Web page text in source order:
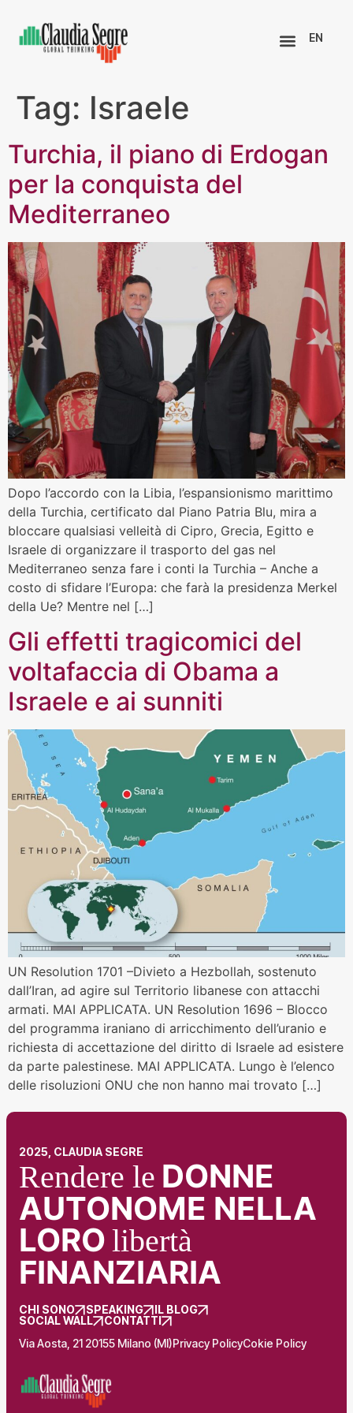
EN
Tag: Israele
Turchia, il piano di Erdogan
per la conquista del
Mediterraneo
Dopo l’accordo con la Libia, l’espansionismo marittimo
della Turchia, certificato dal Piano Patria Blu, mira a
bloccare qualsiasi velleità di Cipro, Grecia, Egitto e
Israele di organizzare il trasporto del gas nel
Mediterraneo senza fare i conti la Turchia – Anche a
costo di sfidare l’Europa: che farà la presidenza Merkel
della Ue? Mentre nel […]
Gli effetti tragicomici del
voltafaccia di Obama a
Israele e ai sunniti
UN Resolution 1701 –Divieto a Hezbollah, sostenuto
dall’Iran, ad agire sul Territorio libanese con attacchi
armati. MAI APPLICATA. UN Resolution 1696 – Blocco
del programma iraniano di arricchimento dell’uranio e
richiesta di accettazione del diritto di Israele ad esistere
da parte palestinese. MAI APPLICATA. Lungo è l’elenco
delle risoluzioni ONU che non hanno mai trovato […]
2025, CLAUDIA SEGRE
Rendere le DONNE
AUTONOME NELLA
LORO libertà
FINANZIARIA
CHI SONO SPEAKING
IL BLOG
SOCIAL WALL
CONTATTI
Via Aosta, 21 20155 Milano (MI)Privacy PolicyCokie Policy